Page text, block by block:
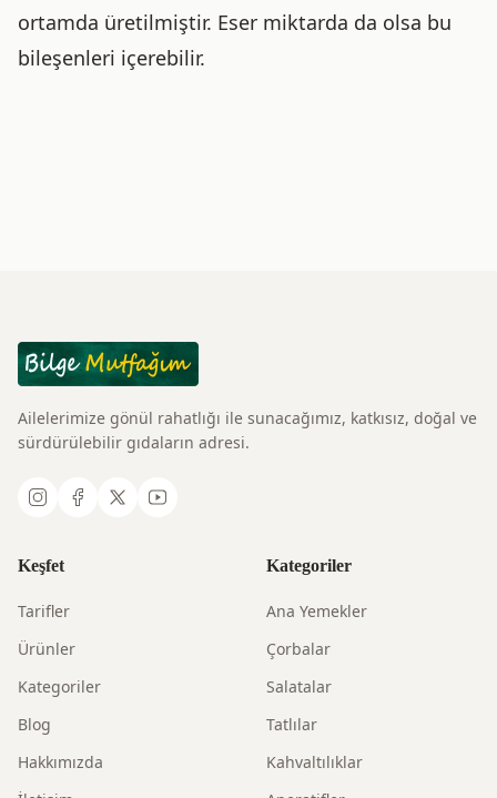
ortamda üretilmiştir. Eser miktarda da olsa bu
bileşenleri içerebilir.
Ailelerimize gönül rahatlığı ile sunacağımız, katkısız, doğal ve
sürdürülebilir gıdaların adresi.
Keşfet
Tarifler
Ürünler
Kategoriler
Blog
Hakkımızda
Kategoriler
Ana Yemekler
Çorbalar
Salatalar
Tatlılar
Kahvaltılıklar